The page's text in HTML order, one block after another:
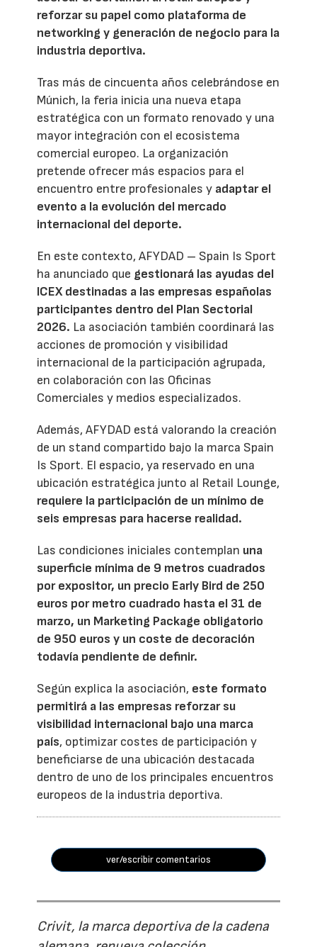
reforzar su papel como plataforma de
networking y generación de negocio para la
industria deportiva.
Tras más de cincuenta años celebrándose en
Múnich, la feria inicia una nueva etapa
estratégica con un formato renovado y una
mayor integración con el ecosistema
comercial europeo. La organización
pretende ofrecer más espacios para el
encuentro entre profesionales y adaptar el
evento a la evolución del mercado
internacional del deporte.
En este contexto, AFYDAD – Spain Is Sport
ha anunciado que gestionará las ayudas del
ICEX destinadas a las empresas españolas
participantes dentro del Plan Sectorial
2026. La asociación también coordinará las
acciones de promoción y visibilidad
internacional de la participación agrupada,
en colaboración con las Oficinas
Comerciales y medios especializados.
Además, AFYDAD está valorando la creación
de un stand compartido bajo la marca Spain
Is Sport. El espacio, ya reservado en una
ubicación estratégica junto al Retail Lounge,
requiere la participación de un mínimo de
seis empresas para hacerse realidad.
Las condiciones iniciales contemplan una
superficie mínima de 9 metros cuadrados
por expositor, un precio Early Bird de 250
euros por metro cuadrado hasta el 31 de
marzo, un Marketing Package obligatorio
de 950 euros y un coste de decoración
todavía pendiente de definir.
Según explica la asociación, este formato
permitirá a las empresas reforzar su
visibilidad internacional bajo una marca
país, optimizar costes de participación y
beneficiarse de una ubicación destacada
dentro de uno de los principales encuentros
europeos de la industria deportiva.
ver/escribir comentarios
Crivit, la marca deportiva de la cadena